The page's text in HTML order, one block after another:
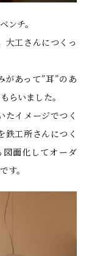
ンチ。
大工さんにつくっ
があって”耳”のあ
らいました。
たイメージでつく
鉄工所さんにつく
面化してオーダ
す。